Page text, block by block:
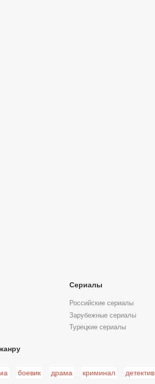
Сериалы
Российские сериалы
Зарубежные сериалы
Турецкие сериалы
боевик драма криминал детектив